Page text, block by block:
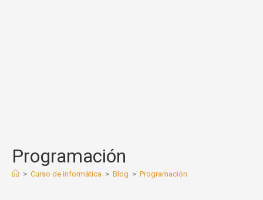
Programación
> Curso de informática > Blog > Programación